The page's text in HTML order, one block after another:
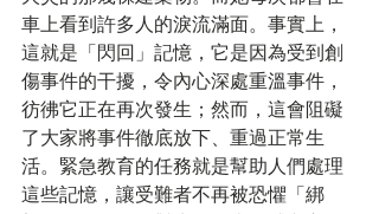
車上看到許多人的淚流滿面。事實上，
這就是「閃回」記憶，它是因為受到創
傷事件的干擾，令內心深處重溫事件，
彷彿它正在再次發生；然而，這會阻礙
了大家將事件徹底放下、重過正常生
活。緊急教育的任務就是幫助人們處理
這些記憶，讓受難者不再被恐懼「綁